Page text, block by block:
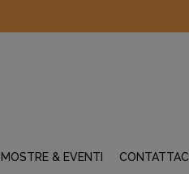
MOSTRE & EVENTI CONTATTACI